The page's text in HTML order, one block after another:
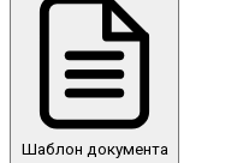
Шаблон документа